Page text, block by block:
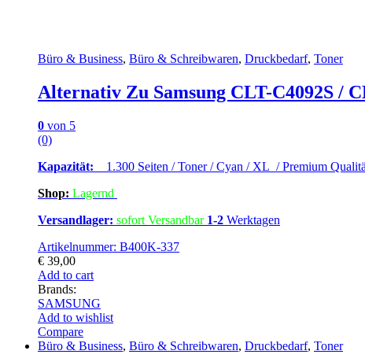
Büro & Business, Büro & Schreibwaren, Druckbedarf, Toner
Alternativ Zu Samsung CLT-C4092S /
0 von 5
(0)
Kapazität: 1.300 Seiten / Toner / Cyan / XL / Premium
Shop: Lagernd
Versandlager: sofort Versandbar 1-2 Werktagen
Artikelnummer: B400K-337
€ 39,00
Add to cart
Brands:
SAMSUNG
Add to wishlist
Compare
Büro & Business, Büro & Schreibwaren, Druckbedarf, Toner